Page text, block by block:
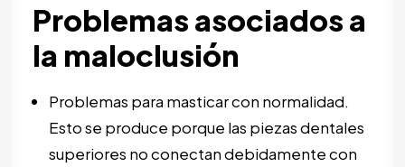
Problemas asociados a
la maloclusión
Problemas para masticar con normalidad.
Esto se produce porque las piezas dentales
superiores no conectan debidamente con